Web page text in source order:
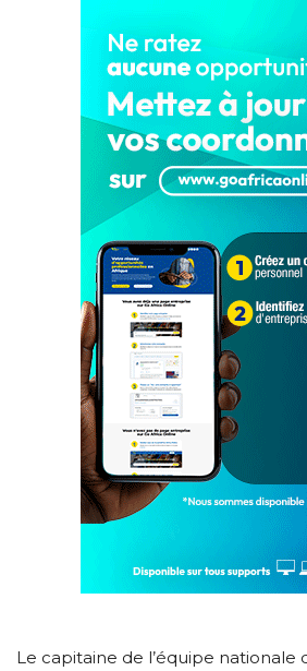
Le capitaine de l’équipe nationale